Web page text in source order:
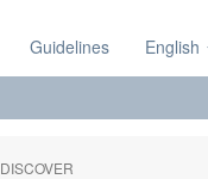
Guidelines English
DISCOVER